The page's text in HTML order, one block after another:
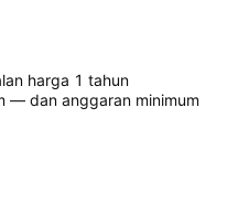
harga 1 tahun
— dan anggaran minimum